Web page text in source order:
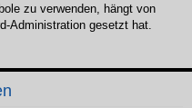
zu verwenden, hängt von
Administration gesetzt hat.